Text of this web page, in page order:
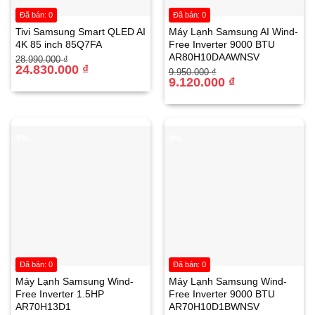
về mặt vệ sinh, diệt khuẩn.
✨ Công Nghệ Tạo Sóng Phun Nước Mạnh Mẽ và Mâm Giặt
Hiện Đại
Máy giặt Aqua Lồng Đứng Inverter 15 kg AQW-
DR150UGT PSsử dụng công nghệ tạo sóng nước mạnh
mẽ kết hợp với thiết kế mâm giặt đặc biệt. Công nghệ này
Tivi Samsung Smart QLED AI
4K 85 inch 85Q7FA
28.990.000₫
Giá
gốc
là:
24.830.000 ₫
Giá
hiện
tại
24.830.000 ₫.
Đã bán: 0
Máy Lạnh Samsung AI Wind-
Free Inverter 9000 BTU
AR80H10DAAWNSV
9.950.000₫
Giá
gốc
là:
9.120.000 ₫
Giá
hiện
tại
9.120.000 ₫.
Đã bán: 0
Máy Lạnh Samsung Wind-
Free Inverter 1.5HP
AR70H13D1
Đã bán: 0
Máy Lạnh Samsung Wind-
Free Inverter 9000 BTU
AR70H10D1BWNSV
Đã bán: 0